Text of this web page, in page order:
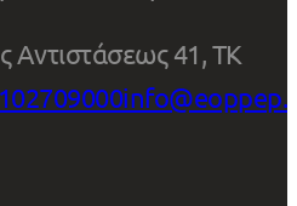
Αντιστάσεως 41, ΤΚ